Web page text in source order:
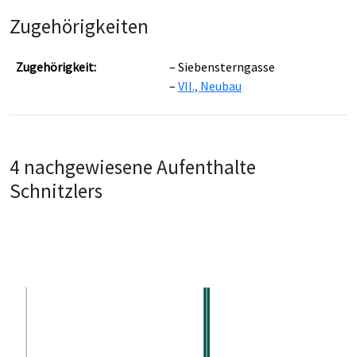
Zugehörigkeiten
Zugehörigkeit:
Siebensterngasse
VII., Neubau
4 nachgewiesene Aufenthalte
Schnitzlers